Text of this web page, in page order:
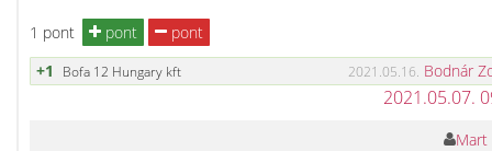
1 pont pont
pont
+1
Bofa 12 Hungary kft 2021.05.16. Bodnár
2021.05.07.
Mart